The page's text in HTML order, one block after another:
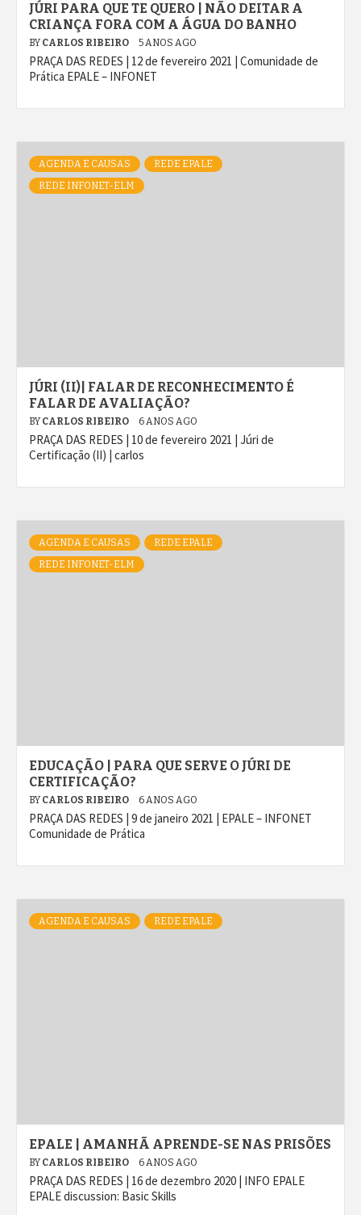
JÚRI PARA QUE TE QUERO | NÃO DEITAR A
CRIANÇA FORA COM A ÁGUA DO BANHO
BY CARLOS RIBEIRO 5 ANOS AGO
PRAÇA DAS REDES | 12 de fevereiro 2021 | Comunidade de
Prática EPALE – INFONET
AGENDA E CAUSAS
REDE EPALE
REDE INFONET-ELM
JÚRI (II)| FALAR DE RECONHECIMENTO É
FALAR DE AVALIAÇÃO?
BY CARLOS RIBEIRO 6 ANOS AGO
PRAÇA DAS REDES | 10 de fevereiro 2021 | Júri de
Certificação (II) | carlos
AGENDA E CAUSAS
REDE EPALE
REDE INFONET-ELM
EDUCAÇÃO | PARA QUE SERVE O JÚRI DE
CERTIFICAÇÃO?
BY CARLOS RIBEIRO 6 ANOS AGO
PRAÇA DAS REDES | 9 de janeiro 2021 | EPALE – INFONET
Comunidade de Prática
AGENDA E CAUSAS REDE EPALE
EPALE | AMANHÃ APRENDE-SE NAS PRISÕES
BY CARLOS RIBEIRO 6 ANOS AGO
PRAÇA DAS REDES | 16 de dezembro 2020 | INFO EPALE
EPALE discussion: Basic Skills